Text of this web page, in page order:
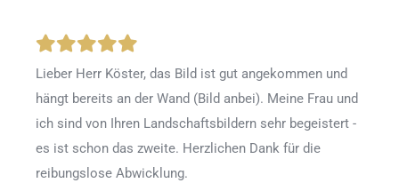
Lieber Herr Köster, das Bild ist gut angekommen und
hängt bereits an der Wand (Bild anbei). Meine Frau und
ich sind von Ihren Landschaftsbildern sehr begeistert -
es ist schon das zweite. Herzlichen Dank für die
reibungslose Abwicklung.